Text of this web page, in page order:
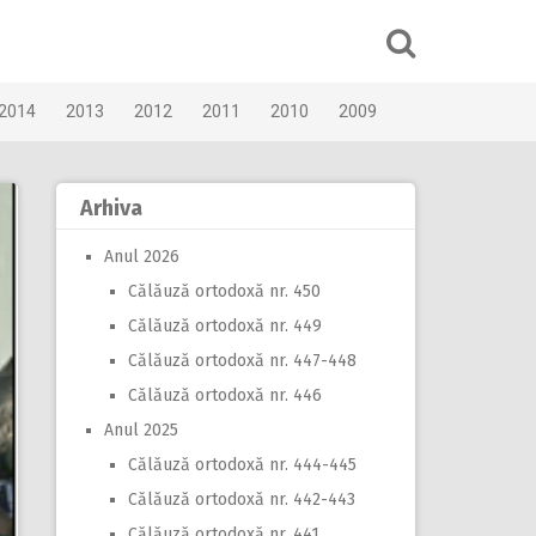
2013 2012 2011 2010 2009
Arhiva
Anul 2026
Călăuză ortodoxă nr. 450
Călăuză ortodoxă nr. 449
Călăuză ortodoxă nr. 447-448
Călăuză ortodoxă nr. 446
Anul 2025
Călăuză ortodoxă nr. 444-445
Călăuză ortodoxă nr. 442-443